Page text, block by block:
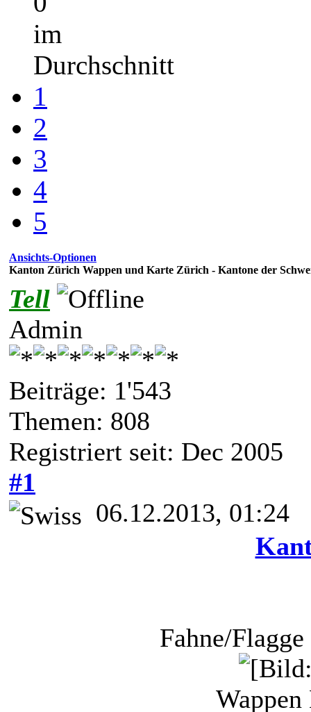
im
Durchschnitt
1
2
3
4
5
Ansichts-Optionen
Kanton Zürich Wappen und Karte Zürich - Kantone der
Tell
Admin
Beiträge: 1'543
Themen: 808
Registriert seit: Dec 2005
#1
06.12.2013, 01:24
Fahne/